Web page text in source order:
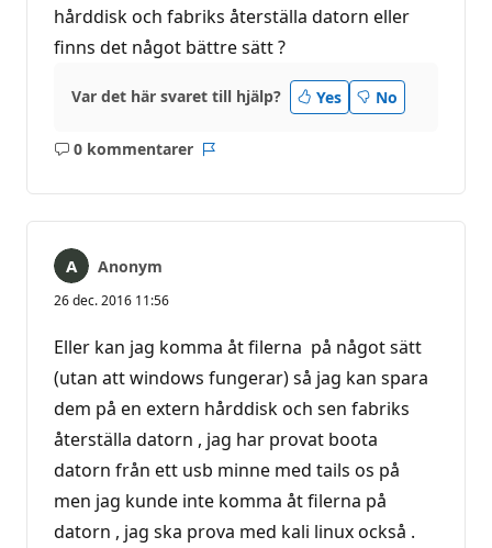
hårddisk och fabriks återställa datorn eller
finns det något bättre sätt ?
Var det här svaret till hjälp? Yes No
0 kommentarer
Inga
Anonym
26 dec. 2016 11:56
Eller kan jag komma åt filerna på något sätt
(utan att windows fungerar) så jag kan spara
dem på en extern hårddisk och sen fabriks
återställa datorn , jag har provat boota
datorn från ett usb minne med tails os på
men jag kunde inte komma åt filerna på
datorn , jag ska prova med kali linux också .